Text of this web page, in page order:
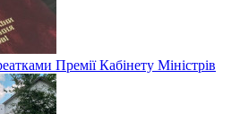
Премії Кабінету Міністрів